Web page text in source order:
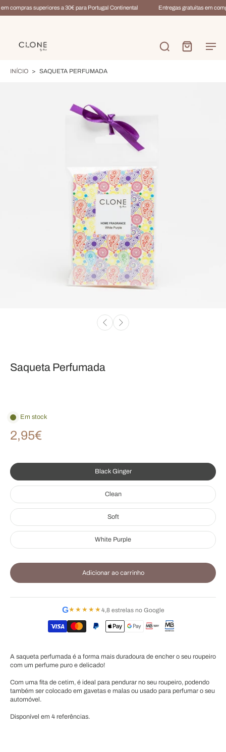
compras superiores a 30€ para Portugal Continental Entregas gratuitas em
INÍCIO > SAQUETA PERFUMADA
Saqueta Perfumada
Em stock
2,95€
Black Ginger
Clean
Soft
White Purple
Adicionar ao carrinho
G★★★★★4,8 estrelas no Google
A saqueta perfumada é a forma mais duradoura de encher o seu roupeiro
com um perfume puro e delicado!
Com uma fita de cetim, é ideal para pendurar no seu roupeiro, podendo
também ser colocado em gavetas e malas ou usado para perfumar o seu
automóvel.
Disponível em 4 referências.